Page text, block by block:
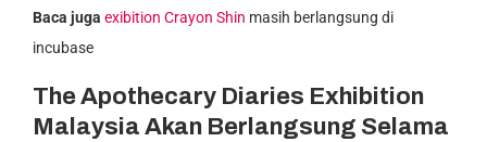
Baca juga exibition Crayon Shin masih berlangsung di
incubase
The Apothecary Diaries Exhibition
Malaysia Akan Berlangsung Selama